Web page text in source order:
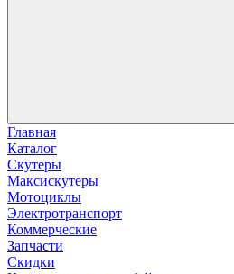
Главная
Каталог
Скутеры
Максискутеры
Мотоциклы
Электротранспорт
Коммерческие
Запчасти
Скидки